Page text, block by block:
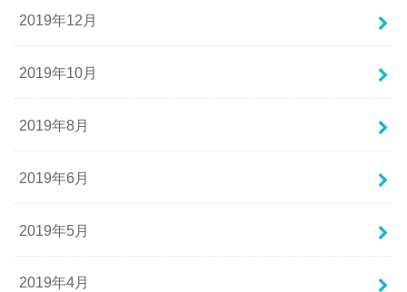
2019年12月
2019年10月
2019年8月
2019年6月
2019年5月
2019年4月